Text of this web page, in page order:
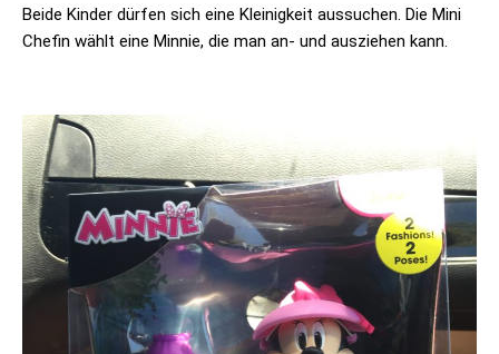
Beide Kinder dürfen sich eine Kleinigkeit aussuchen. Die Mini
Chefin wählt eine Minnie, die man an- und ausziehen kann.